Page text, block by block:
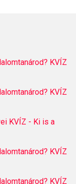
KVÍZ
KVÍZ
KVÍZ - Ki is a
KVÍZ
KVÍZ